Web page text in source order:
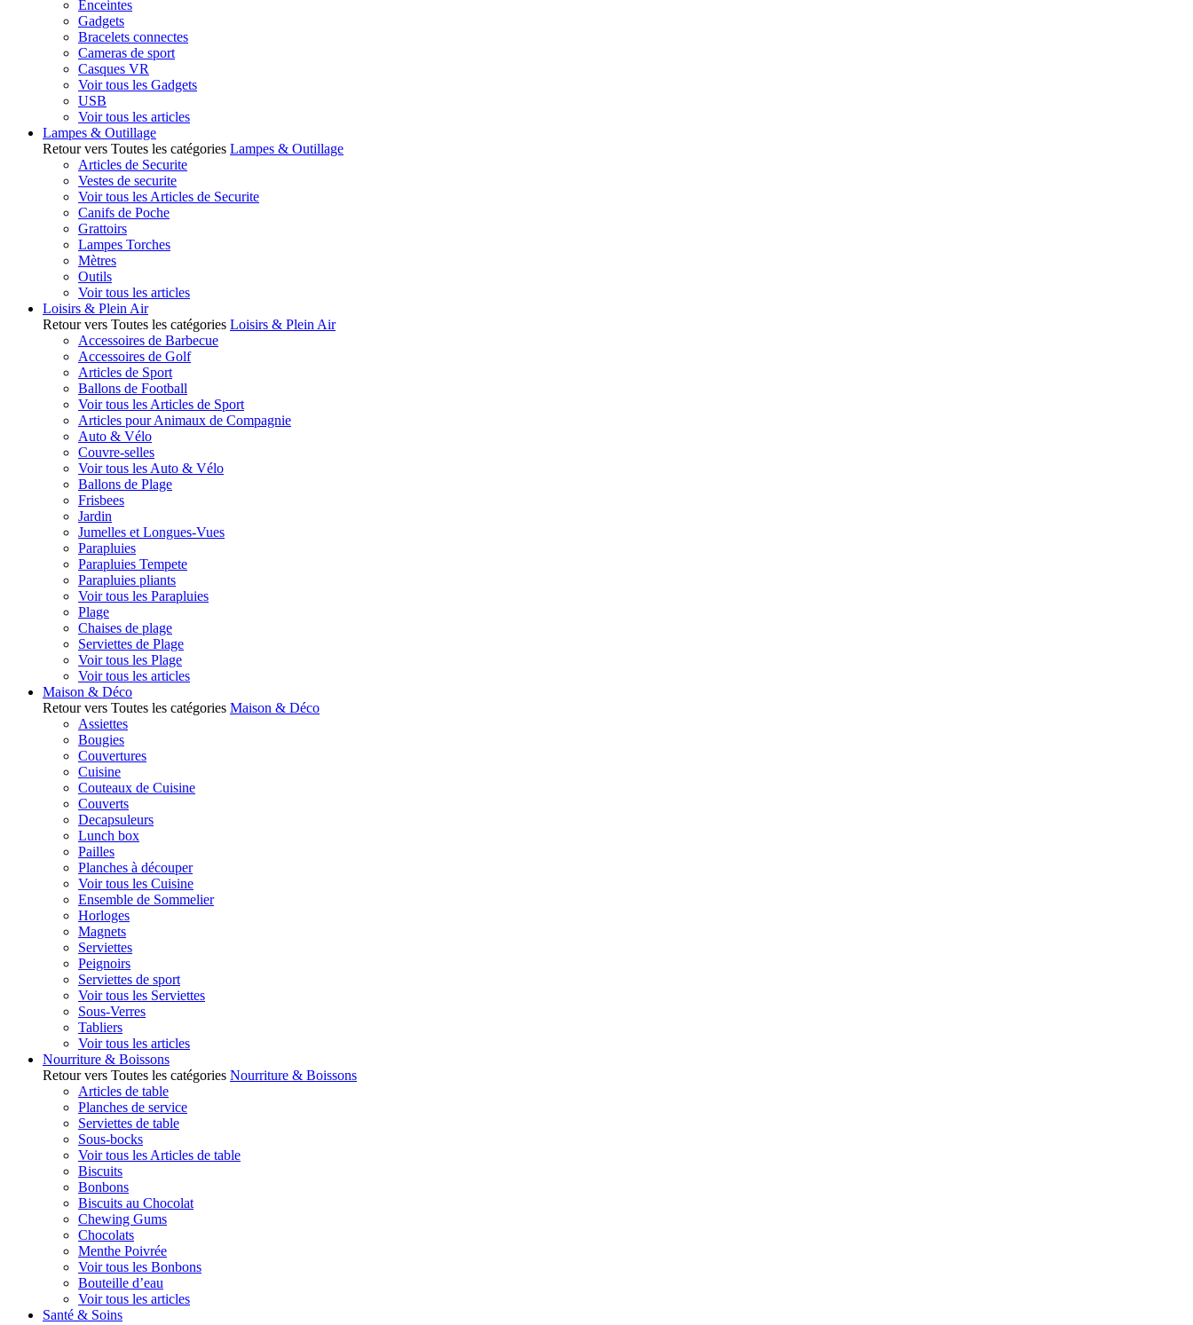
Enceintes
Gadgets
Bracelets connectes
Cameras de sport
Casques VR
Voir tous les Gadgets
USB
Voir tous les articles
Lampes & Outillage
Retour vers Toutes les catégories Lampes & Outillage
Articles de Securite
Vestes de securite
Voir tous les Articles de Securite
Canifs de Poche
Grattoirs
Lampes Torches
Mètres
Outils
Voir tous les articles
Loisirs & Plein Air
Retour vers Toutes les catégories Loisirs & Plein Air
Accessoires de Barbecue
Accessoires de Golf
Articles de Sport
Ballons de Football
Voir tous les Articles de Sport
Articles pour Animaux de Compagnie
Auto & Vélo
Couvre-selles
Voir tous les Auto & Vélo
Ballons de Plage
Frisbees
Jardin
Jumelles et Longues-Vues
Parapluies
Parapluies Tempete
Parapluies pliants
Voir tous les Parapluies
Plage
Chaises de plage
Serviettes de Plage
Voir tous les Plage
Voir tous les articles
Maison & Déco
Retour vers Toutes les catégories Maison & Déco
Assiettes
Bougies
Couvertures
Cuisine
Couteaux de Cuisine
Couverts
Decapsuleurs
Lunch box
Pailles
Planches à découper
Voir tous les Cuisine
Ensemble de Sommelier
Horloges
Magnets
Serviettes
Peignoirs
Serviettes de sport
Voir tous les Serviettes
Sous-Verres
Tabliers
Voir tous les articles
Nourriture & Boissons
Retour vers Toutes les catégories Nourriture & Boissons
Articles de table
Planches de service
Serviettes de table
Sous-bocks
Voir tous les Articles de table
Biscuits
Bonbons
Biscuits au Chocolat
Chewing Gums
Chocolats
Menthe Poivrée
Voir tous les Bonbons
Bouteille d’eau
Voir tous les articles
Santé & Soins